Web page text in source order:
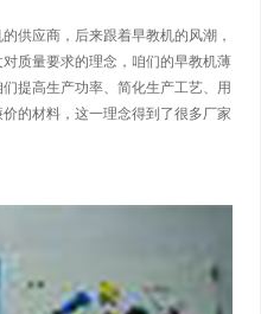
应商，后来跟着早教机的风潮，
质量要求的理念，咱们的早教机薄
提高生产功率、简化生产工艺、用
的材料，这一理念得到了很多厂家